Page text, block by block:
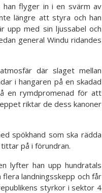
han flyger in i en svärm av
längre att styra och han
upp med sin ljussabel och
general Windu ridandes
där slaget mellan
i hangaren på en skadad
en rymdpromenad för att
riktar de dess kanoner
spökhand som ska rädda
på i förundran.
lyfter han upp hundratals
landningsskepp och får
styrkor i sektor 4